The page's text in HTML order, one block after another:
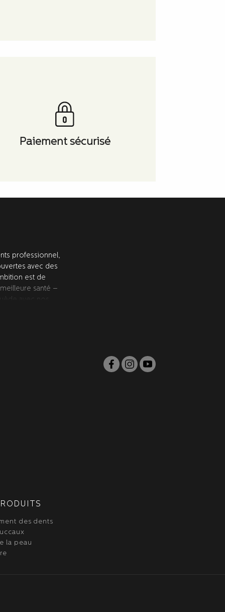
Paiement sécurisé
professionnel,
avec des
est de
santé –
avec nos
des dents
la peau